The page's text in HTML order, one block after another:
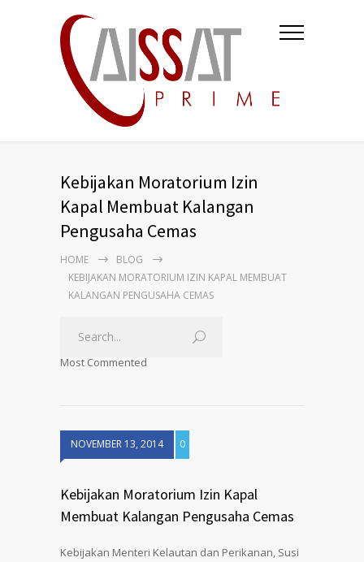
Kebijakan Moratorium Izin
Kapal Membuat Kalangan
Pengusaha Cemas
HOME
BLOG
KEBIJAKAN MORATORIUM IZIN KAPAL MEMBUAT
KALANGAN PENGUSAHA CEMAS
Most Commented
NOVEMBER 13, 2014 0
Kebijakan Moratorium Izin Kapal
Membuat Kalangan Pengusaha Cemas
Kebijakan Menteri Kelautan dan Perikanan, Susi